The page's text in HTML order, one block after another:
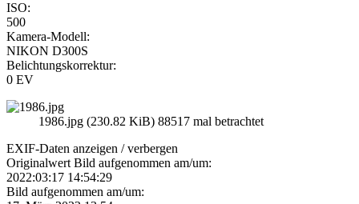
ISO:
500
Kamera-Modell:
NIKON D300S
Belichtungskorrektur:
0 EV
1986.jpg (230.82 KiB) 88517 mal betrachtet
EXIF-Daten anzeigen / verbergen
Originalwert Bild aufgenommen am/um:
2022:03:17 14:54:29
Bild aufgenommen am/um: